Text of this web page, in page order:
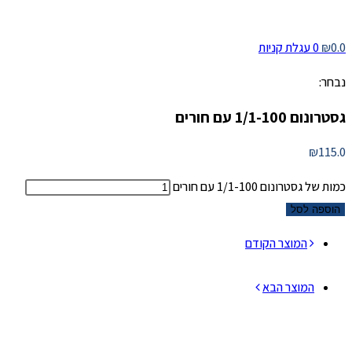
₪0.0
0 עגלת קניות
נבחר:
גסטרונום 1/1-100 עם חורים
₪115.0
כמות של גסטרונום 1/1-100 עם חורים
הוספה לסל
המוצר הקודם
המוצר הבא